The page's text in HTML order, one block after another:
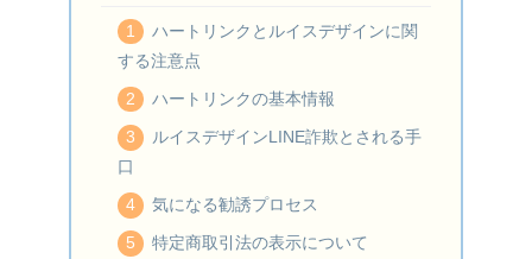
ハートリンクとルイスデザインに関
する注意点
ハートリンクの基本情報
ルイスデザインLINE詐欺とされる手
口
気になる勧誘プロセス
特定商取引法の表示について